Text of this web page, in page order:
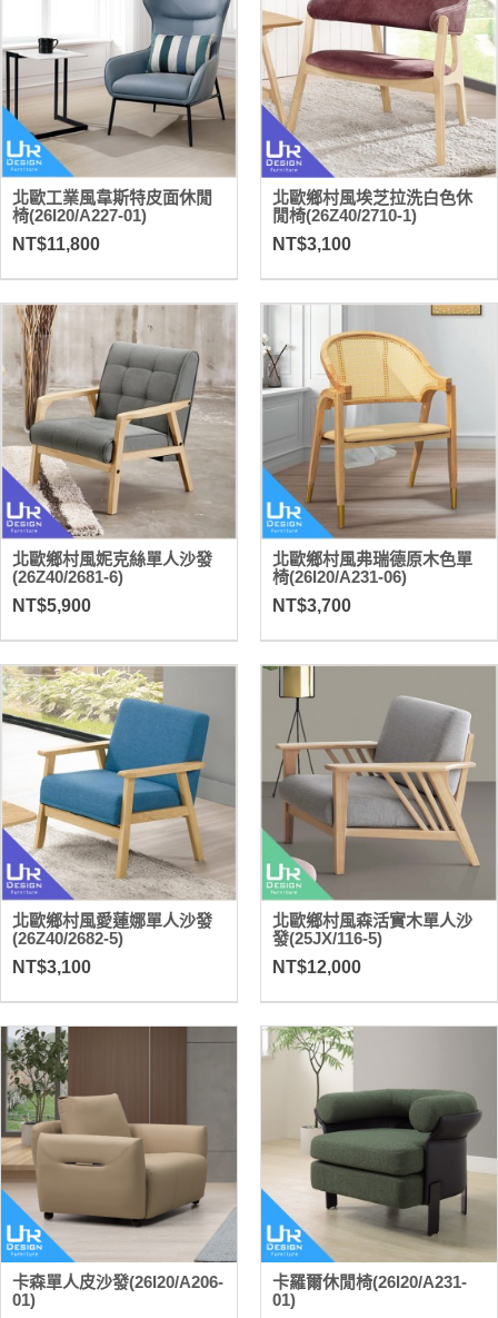
北歐工業風韋斯特皮面休閒
椅(26I20/A227-01)
NT$11,800
北歐鄉村風埃芝拉洗白色休
閒椅(26Z40/2710-1)
NT$3,100
北歐鄉村風妮克絲單人沙發
(26Z40/2681-6)
NT$5,900
北歐鄉村風弗瑞德原木色單
椅(26I20/A231-06)
NT$3,700
北歐鄉村風愛蓮娜單人沙發
(26Z40/2682-5)
NT$3,100
北歐鄉村風森活實木單人沙
發(25JX/116-5)
NT$12,000
卡森單人皮沙發(26I20/A206-
01)
卡羅爾休閒椅(26I20/A231-
01)